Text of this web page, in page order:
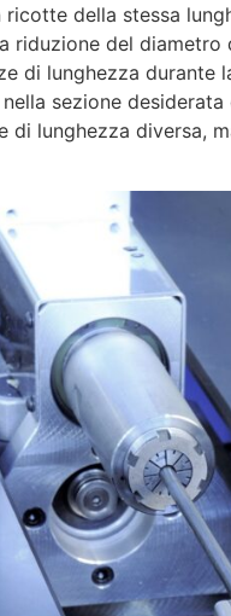
della stessa
riduzione del diametro
di lunghezza durante
sezione
lunghezza diversa,